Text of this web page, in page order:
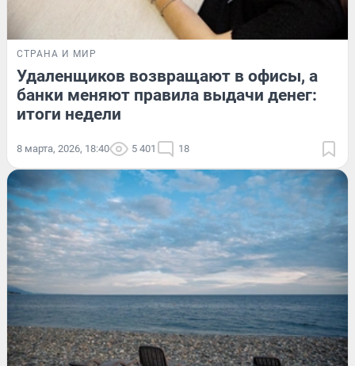
СТРАНА И МИР
Удаленщиков возвращают в офисы, а
банки меняют правила выдачи денег:
итоги недели
8 марта, 2026, 18:40 5 401 18